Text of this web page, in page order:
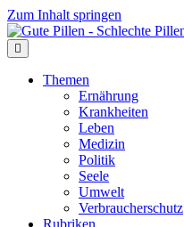
Zum Inhalt springen
Themen
Ernährung
Krankheiten
Leben
Medizin
Politik
Seele
Umwelt
Verbraucherschutz
Rubriken